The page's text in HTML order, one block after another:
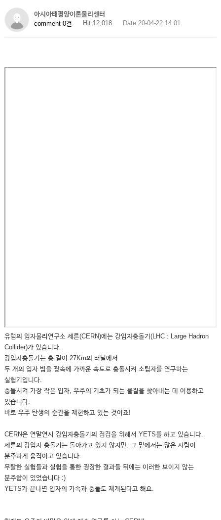
아시아태평양이론물리센터
comment 0건
Hit 12,018 Date 20-04-22 14:01
유럽의 입자물리연구소 세른(CERN)에는 강입자충돌기(LHC : Large Hadron
Collider)가 있습니다.
강입자충돌기는 총 길이 27Km의 터널에서
두 개의 입자 빔을 광속에 가까운 속도로 충돌시켜 소립자를 연구하는
실험기입니다.
충돌시켜 가장 작은 입자, 우주의 기초가 되는 물질을 찾아내는 데 이용하고
있습니다.
바로 우주 탄생의 순간을 재현하고 있는 것이죠!
CERN은 연말연시 강입자충돌기의 점검을 위해서 YETS를 하고 있습니다.
세른의 강입자 충돌기는 돌아가고 있지 않지만, 그 밑에서는 많은 사람이
분주하게 움직이고 있습니다.
무탈한 실험들과 실험을 통한 굉장한 결과들 뒤에는 이러한 보이지 않는
분주함이 있었습니다 :)
YETS가 끝나면 입자의 가속과 충돌도 재개된다고 해요.